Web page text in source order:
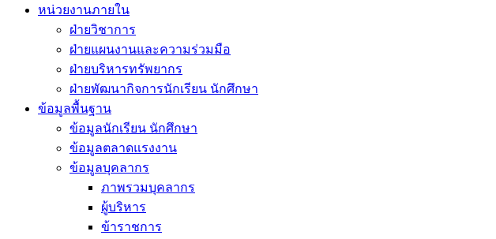
หน่วยงานภายใน
ฝ่ายวิชาการ
ฝ่ายแผนงานและความร่วมมือ
ฝ่ายบริหารทรัพยากร
ฝ่ายพัฒนากิจการนักเรียน นักศึกษา
ข้อมูลพื้นฐาน
ข้อมูลนักเรียน นักศึกษา
ข้อมูลตลาดแรงงาน
ข้อมูลบุคลากร
ภาพรวมบุคลากร
ผู้บริหาร
ข้าราชการ